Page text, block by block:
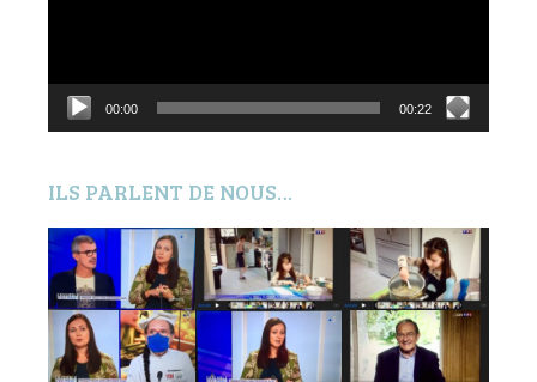
00:00 00:22
ILS PARLENT DE NOUS…